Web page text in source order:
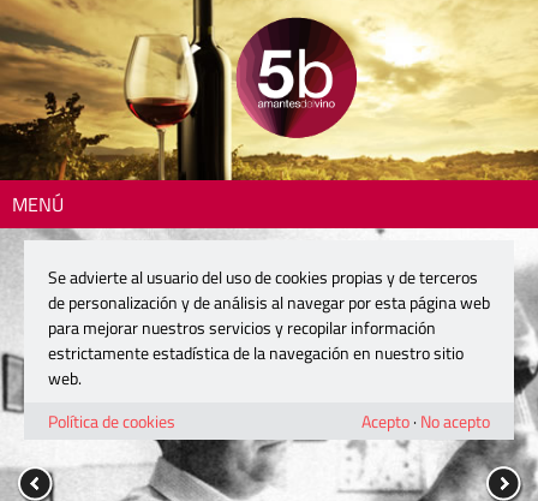
MENÚ
Se advierte al usuario del uso de cookies propias y de terceros
de personalización y de análisis al navegar por esta página web
para mejorar nuestros servicios y recopilar información
estrictamente estadística de la navegación en nuestro sitio
web.
Política de cookies
Acepto· No acepto